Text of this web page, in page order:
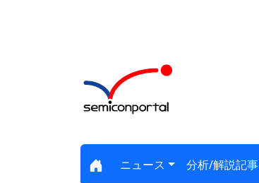
ニュース 分析/解説記事